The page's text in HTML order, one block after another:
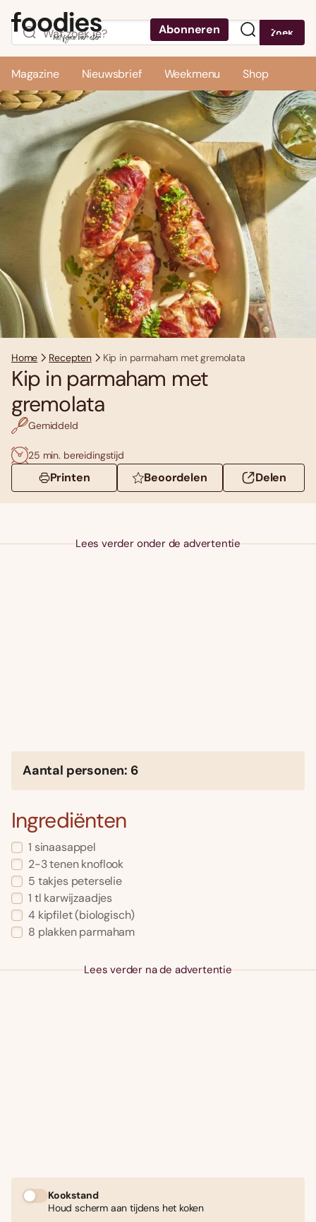
Abonneren Zoek
Magazine Nieuwsbrief Weekmenu Shop
Home Recepten Kip in parmaham met gremolata
Kip in parmaham met
gremolata
Gemiddeld
25 min. bereidingstijd
Printen Beoordelen Delen
Lees verder onder de advertentie
Aantal personen: 6
Ingrediënten
1 sinaasappel
2-3 tenen knoflook
5 takjes peterselie
1 tl karwijzaadjes
4 kipfilet (biologisch)
8 plakken parmaham
Lees verder na de advertentie
Kookstand
Houd scherm aan tijdens het koken